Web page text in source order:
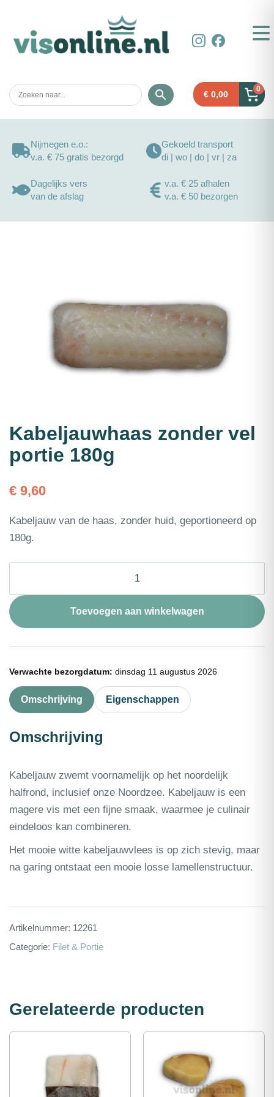
€ 0,00
0
Nijmegen e.o.:
v.a. € 75 gratis bezorgd
Gekoeld transport
di | wo | do | vr | za
Dagelijks vers
van de afslag
v.a. € 25 afhalen
v.a. € 50 bezorgen
Kabeljauwhaas zonder vel
portie 180g
€ 9,60
Kabeljauw van de haas, zonder huid, geportioneerd op
180g.
vel
portie
180g
aantal
Toevoegen aan winkelwagen
Verwachte bezorgdatum: dinsdag 11 augustus 2026
Omschrijving Eigenschappen
Omschrijving
Kabeljauw zwemt voornamelijk op het noordelijk
halfrond, inclusief onze Noordzee. Kabeljauw is een
magere vis met een fijne smaak, waarmee je culinair
eindeloos kan combineren.
Het mooie witte kabeljauwvlees is op zich stevig, maar
na garing ontstaat een mooie losse lamellenstructuur.
Artikelnummer: 12261
Categorie: Filet & Portie
Gerelateerde producten